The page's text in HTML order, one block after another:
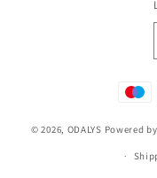
© 2026, ODALYS Powered